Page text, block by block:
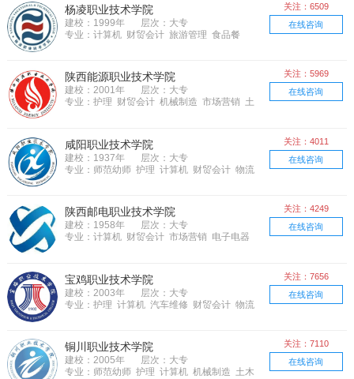
杨凌职业技术学院
建校：1999年
层次：大专
专业：计算机 财贸会计 旅游管理 食品餐
关注：6509
在线咨询
陕西能源职业技术学院
建校：2001年
层次：大专
专业：护理 财贸会计 机械制造 市场营销 土
关注：5969
在线咨询
咸阳职业技术学院
建校：1937年
层次：大专
专业：师范幼师 护理 计算机 财贸会计 物流
关注：4011
在线咨询
陕西邮电职业技术学院
建校：1958年
层次：大专
专业：计算机 财贸会计 市场营销 电子电器
关注：4249
在线咨询
宝鸡职业技术学院
建校：2003年
层次：大专
专业：护理 计算机 汽车维修 财贸会计 物流
关注：7656
在线咨询
铜川职业技术学院
建校：2005年
层次：大专
专业：师范幼师 护理 计算机 机械制造 土木
关注：7110
在线咨询